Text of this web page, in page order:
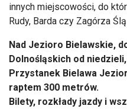
innych miejscowości, do
Rudy, Barda czy Zagórza
Nad Jezioro Bielawskie,
Dolnośląskich od
Przystanek Bielawa
raptem 300 metrów.
Bilety, rozkłady jazdy i